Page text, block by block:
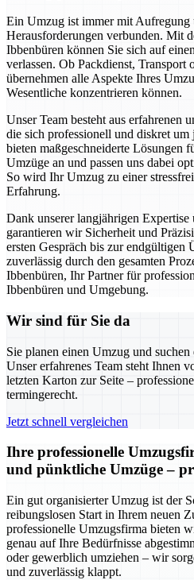
Ein Umzug ist immer mit Aufregung
Herausforderungen verbunden. Mit
Ibbenbüren können Sie sich auf
verlassen. Ob Packdienst,
übernehmen alle Aspekte Ihres
Wesentliche konzentrieren können.
Unser Team besteht aus erfahrenen
die sich professionell und diskret
bieten maßgeschneiderte Lösungen
Umzüge an und passen uns dabei
So wird Ihr Umzug zu einer
Erfahrung.
Dank unserer langjährigen
garantieren wir Sicherheit und
ersten Gespräch bis zur endgültigen
zuverlässig durch den gesamten
Ibbenbüren, Ihr Partner für
Ibbenbüren und Umgebung.
Wir sind für Sie da
Sie planen einen Umzug und
Unser erfahrenes Team steht Ihnen
letzten Karton zur Seite –
termingerecht.
Jetzt schnell vergleichen
Ihre professionelle
und pünktliche Umzüge –
Ein gut organisierter Umzug ist der
reibungslosen Start in Ihrem neuen
professionelle Umzugsfirma bieten
genau auf Ihre Bedürfnisse
oder gewerblich umziehen – wir
und zuverlässig klappt.